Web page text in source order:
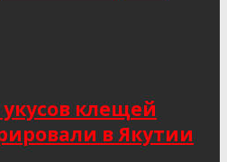
укусов клещей
в Якутии